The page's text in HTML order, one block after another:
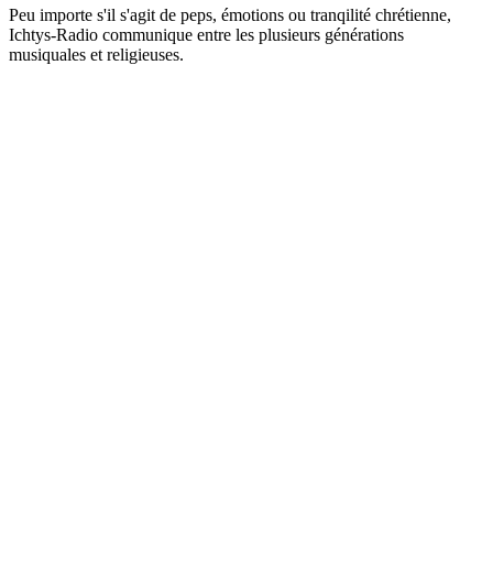
Peu importe s'il s'agit de peps, émotions ou tranqilité chrétienne,
Ichtys-Radio communique entre les plusieurs générations
musiquales et religieuses.